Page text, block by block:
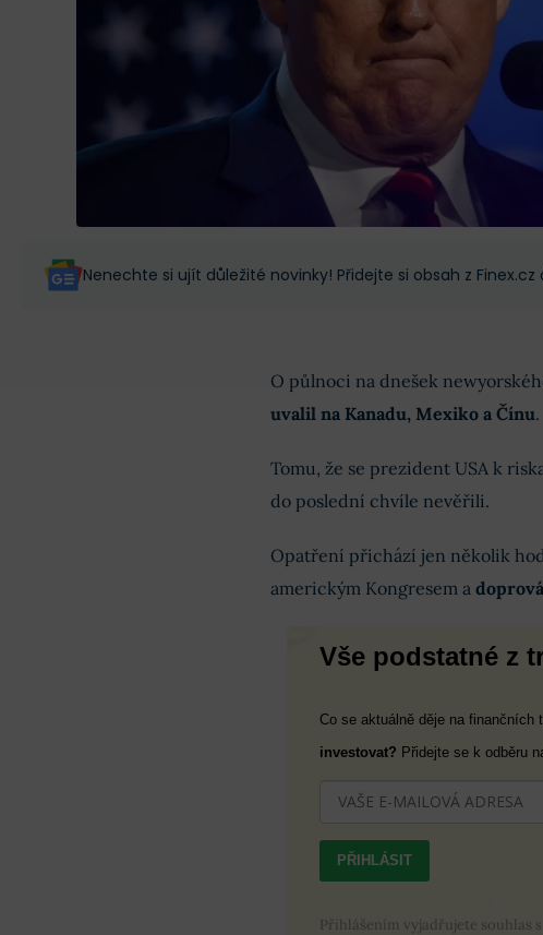
Nenechte si ujít důležité novinky! Přidejte si obsah z
O půlnoci na dnešek
uvalil na Kanadu, Mexiko a Čínu.
Tomu, že se prezident USA k
do poslední chvíle nevěřili.
Opatření přichází jen několik
americkým Kongresem a
Vše podstatné z
Co se aktuálně děje na finančních
investovat? Přidejte se k odběru
PŘIHLÁSIT
Přihlášením vyjadřujete souhlas